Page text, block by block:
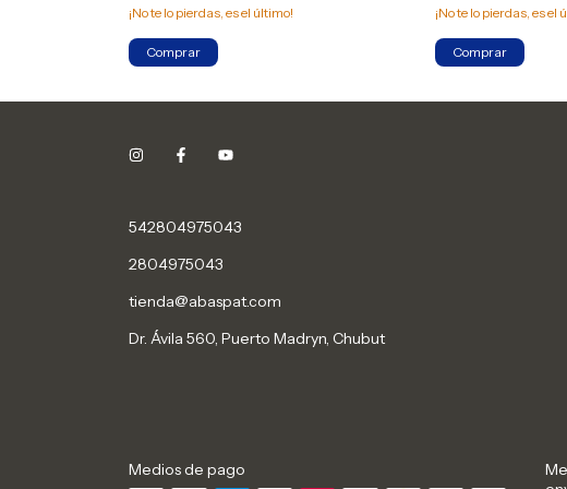
¡No te lo pierdas, es el último!
¡No te lo pierdas, es el
542804975043
2804975043
tienda@abaspat.com
Dr. Ávila 560, Puerto Madryn, Chubut
Medios de pago